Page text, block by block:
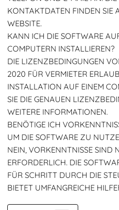
KONTAKTDATEN FINDEN SIE
WEBSITE.
KANN ICH DIE SOFTWARE
COMPUTERN INSTALLIEREN?
DIE LIZENZBEDINGUNGEN
2020 FÜR VERMIETER
INSTALLATION AUF EINEM
SIE DIE GENAUEN
WEITERE INFORMATIONEN.
BENÖTIGE ICH
UM DIE SOFTWARE ZU
NEIN, VORKENNTNISSE SIND
ERFORDERLICH. DIE
FÜR SCHRITT DURCH DIE
BIETET UMFANGREICHE